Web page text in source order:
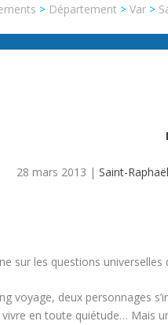
> Département >Var >
28 mars 2013 | Saint-Raphaël
sur les questions universelles
voyage, deux personnages
en toute quiétude… Mais